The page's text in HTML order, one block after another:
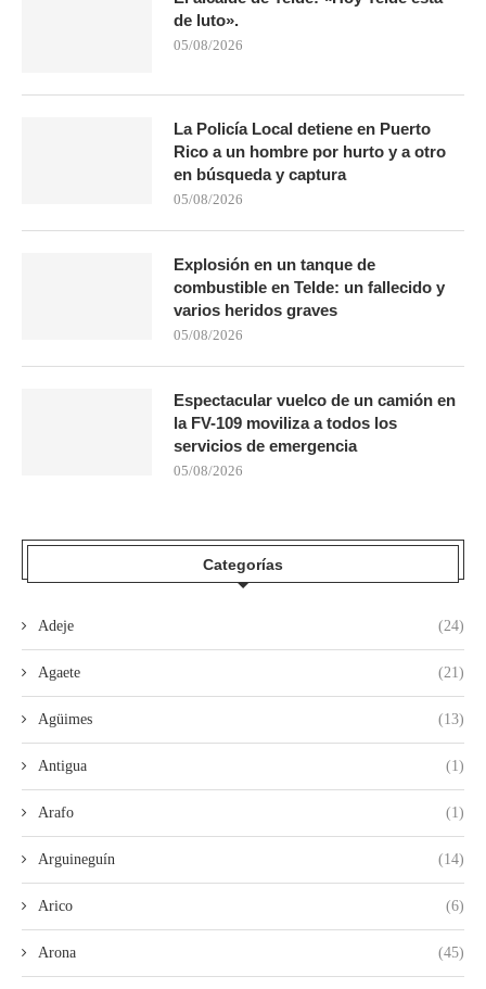
de luto».
05/08/2026
La Policía Local detiene en Puerto
Rico a un hombre por hurto y a otro
en búsqueda y captura
05/08/2026
Explosión en un tanque de
combustible en Telde: un fallecido y
varios heridos graves
05/08/2026
Espectacular vuelco de un camión en
la FV-109 moviliza a todos los
servicios de emergencia
05/08/2026
Categorías
Adeje (24)
Agaete (21)
Agüimes (13)
Antigua (1)
Arafo (1)
Arguineguín (14)
Arico (6)
Arona (45)